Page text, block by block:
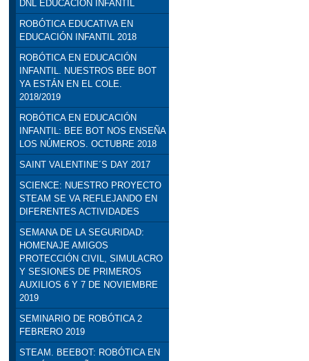
DNL EDUCACIÓN INFANTIL
ROBÓTICA EDUCATIVA EN
EDUCACIÓN INFANTIL 2018
ROBÓTICA EN EDUCACIÓN
INFANTIL. NUESTROS BEE BOT
YA ESTÁN EN EL COLE.
2018/2019
ROBÓTICA EN EDUCACIÓN
INFANTIL: BEE BOT NOS ENSEÑA
LOS NÚMEROS. OCTUBRE 2018
SAINT VALENTINE´S DAY 2017
SCIENCE: NUESTRO PROYECTO
STEAM SE VA REFLEJANDO EN
DIFERENTES ACTIVIDADES
SEMANA DE LA SEGURIDAD:
HOMENAJE AMIGOS
PROTECCIÓN CIVIL, SIMULACRO
Y SESIONES DE PRIMEROS
AUXILIOS 6 Y 7 DE NOVIEMBRE
2019
SEMINARIO DE ROBÓTICA 2
FEBRERO 2019
STEAM. BEEBOT: ROBÓTICA EN